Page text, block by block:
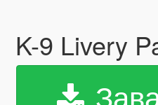
K-9 Livery